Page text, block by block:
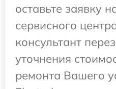
оставьте заявку
сервисного
консультант
уточнения
ремонта Вашего